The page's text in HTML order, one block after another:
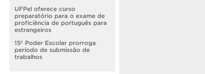
UFPel oferece curso
preparatório para o exame de
proficiência de português para
estrangeiros
15º Poder Escolar prorroga
período de submissão de
trabalhos